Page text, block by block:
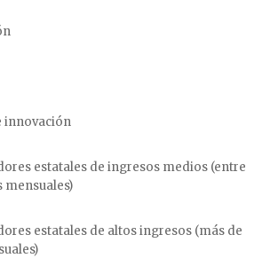
innovación
estatales de ingresos medios (entre
mensuales)
estatales de altos ingresos (más de